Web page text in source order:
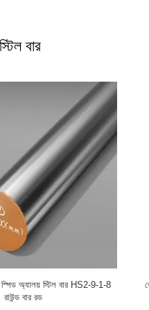
বার
সি 1220 সি 1020 খাঁটি তামা বাসবার